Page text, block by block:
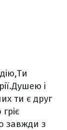
Ти
Душею і
ти є друг
завжди з